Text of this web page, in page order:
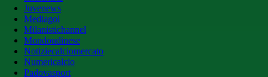
Juvenews
Mediagol
Milanistichannel
Mondoudinese
Notiziecalciomercato
Numericalcio
Padovasport